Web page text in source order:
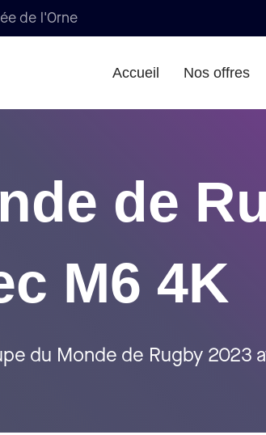
de l'Orne
Accueil Nos offres
de
M6 4K
du Monde de Rugby 2023